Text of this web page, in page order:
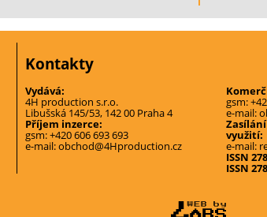
Kontakty
Vydává:
4H production s.r.o.
Libušská 145/53, 142 00 Praha 4
Příjem inzerce:
gsm:+420 606 693 693
e-mail:obchod@4Hproduction.cz
gsm:
e-mail:
využití:
e-mail:
ISSN
ISSN